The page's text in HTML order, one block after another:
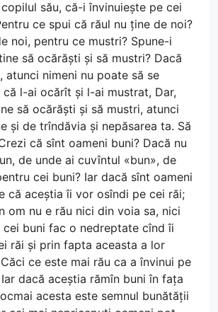
său, că-i învinuiește pe cei
ce spui că răul nu ține de noi?
noi, pentru ce mustri? Spune-i
să ocărăști și să mustri? Dacă
atunci nimeni nu poate să se
că l-ai ocărît și l-ai mustrat, Dar,
să ocărăști și să mustri, atunci
și de trîndăvia și nepăsarea ta. Să
că sînt oameni buni? Dacă nu
de unde ai cuvîntul «bun», de
cei buni? Iar dacă sînt oameni
că aceștia îi vor osîndi pe cei răi;
om nu e rău nici din voia sa, nici
buni fac o nedreptate cînd îi
răi și prin fapta aceasta a lor
ce este mai rău ca a învinui pe
dacă aceștia rămîn buni în fața
acesta este semnul bunătății